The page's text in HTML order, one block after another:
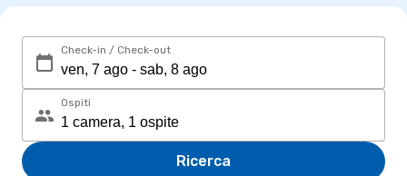
Check-in / Check-out
Ospiti
Ricerca